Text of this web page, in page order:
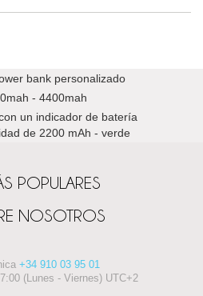
bank personalizado
- 4400mah
un indicador de batería
de 2200 mAh - verde
POPULARES
NOSOTROS
+34 910 03 95 01
(Lunes - Viernes) UTC+2